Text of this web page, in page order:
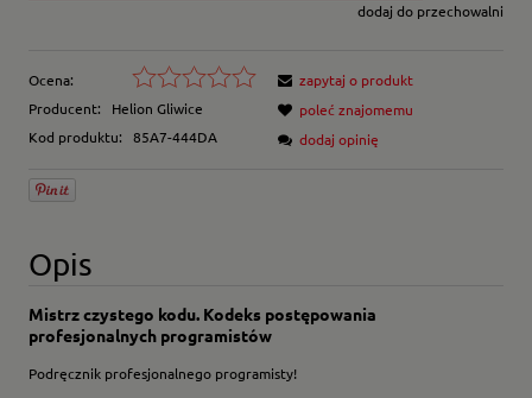
dodaj do przechowalni
Ocena:
Producent:
Helion Gliwice
Kod produktu:
85A7-444DA
zapytaj o produkt
poleć znajomemu
dodaj opinię
Opis
Mistrz czystego kodu. Kodeks postępowania
profesjonalnych programistów
Podręcznik profesjonalnego programisty!